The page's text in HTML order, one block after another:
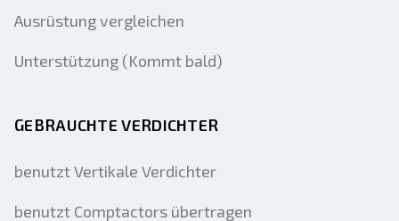
Ausrüstung vergleichen
Unterstützung (Kommt bald)
GEBRAUCHTE VERDICHTER
benutzt Vertikale Verdichter
benutzt Comptactors übertragen